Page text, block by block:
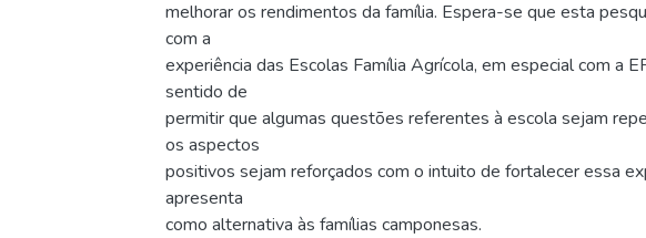
melhorar os rendimentos da família. Espera-se que esta
com a
experiência das Escolas Família Agrícola, em especial com a
sentido de
permitir que algumas questões referentes à escola sejam
os aspectos
positivos sejam reforçados com o intuito de fortalecer essa
apresenta
como alternativa às famílias camponesas.